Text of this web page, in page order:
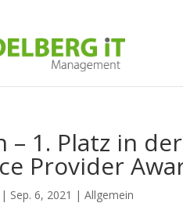
– 1. Platz in
Provider
| Sep. 6, 2021 |Allgemein